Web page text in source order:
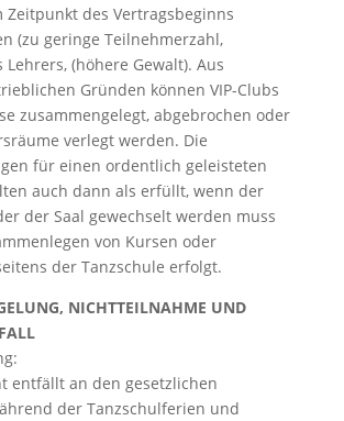
Zeitpunkt des Vertragsbeginns
(zu geringe Teilnehmerzahl,
Lehrers, (höhere Gewalt). Aus
Gründen können VIP-Clubs
zusammengelegt, abgebrochen oder
verlegt werden. Die
für einen ordentlich geleisteten
auch dann als erfüllt, wenn der
der Saal gewechselt werden muss
von Kursen oder
der Tanzschule erfolgt.
NICHTTEILNAHME UND
entfällt an den gesetzlichen
der Tanzschulferien und